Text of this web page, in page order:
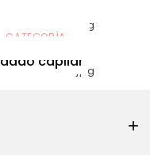
CATEGORÍA
Solarescapilar
